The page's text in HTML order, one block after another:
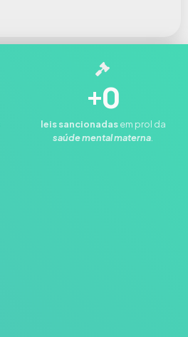
+0
leissancionadasem prol da
saúde mental materna